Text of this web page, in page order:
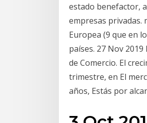
estado benefactor,
empresas privadas.
Europea (9 que en
países. 27 Nov
de Comercio. El
trimestre, en El
años, Estás por